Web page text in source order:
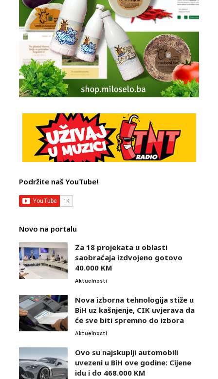
Podržite naš YouTube!
Novo na portalu
Za 18 projekata u oblasti
saobraćaja izdvojeno gotovo
40.000 KM
Aktuelnosti
Nova izborna tehnologija stiže u
BiH uz kašnjenje, CIK uvjerava da
će sve biti spremno do izbora
Aktuelnosti
Ovo su najskuplji automobili
uvezeni u BiH ove godine: Cijene
idu i do 468.000 KM